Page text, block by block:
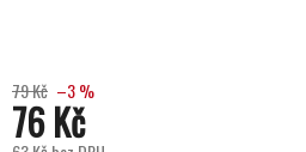
79 Kč –3 %
76 Kč